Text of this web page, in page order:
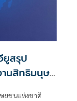
ยูสรุป
นสิทธิมนุษย
ยชนแห่งชาติ